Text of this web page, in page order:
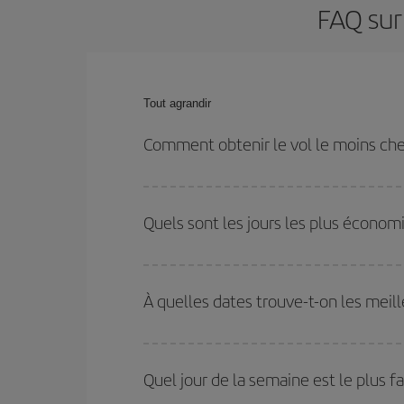
FAQ
Tout agrandir
Comment obtenir le vol le moins
les dates et les horaires de votre aller-retour.
Quels sont les jours les plus
vous partez, où vous voulez aller et à quelles
mais également pour les jours proches
À quelles dates trouve-t-on les
et des vacances scolaires sont en haute saison.
pourrez bénéficier des meilleurs prix.
Quel jour de la semaine est le plus